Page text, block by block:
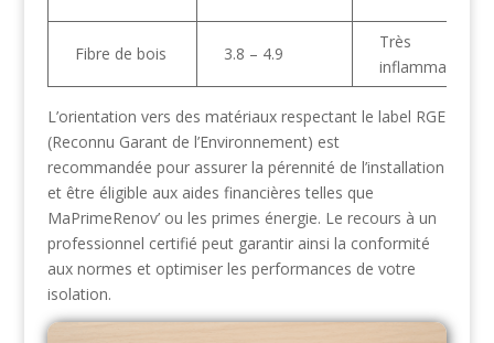
Fibre de bois 3.8 – 4.9
Très
inflammable
L’orientation vers des matériaux respectant le label RGE
(Reconnu Garant de l’Environnement) est
recommandée pour assurer la pérennité de l’installation
et être éligible aux aides financières telles que
MaPrimeRenov’ ou les primes énergie. Le recours à un
professionnel certifié peut garantir ainsi la conformité
aux normes et optimiser les performances de votre
isolation.